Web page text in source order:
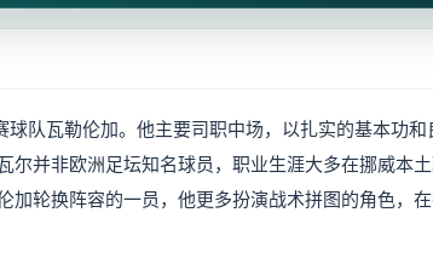
队瓦勒伦加。他主要司职中场，以扎实的基本功
尔并非欧洲足坛知名球员，职业生涯大多在挪威本
加轮换阵容的一员，他更多扮演战术拼图的角色，